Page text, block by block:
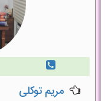
مریم توکلی